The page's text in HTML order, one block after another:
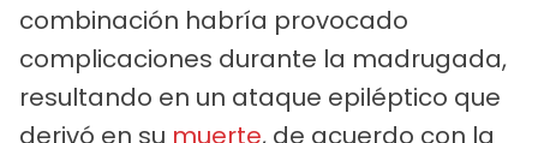
combinación habría provocado
complicaciones durante la madrugada,
resultando en un ataque epiléptico que
derivó en su muerte, de acuerdo con la